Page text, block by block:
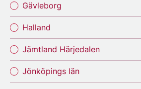
Gävleborg
Halland
Jämtland Härjedalen
Jönköpings län